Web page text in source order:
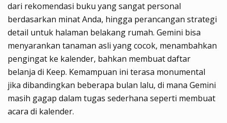
dari rekomendasi buku yang sangat personal
berdasarkan minat Anda, hingga perancangan strategi
detail untuk halaman belakang rumah. Gemini bisa
menyarankan tanaman asli yang cocok, menambahkan
pengingat ke kalender, bahkan membuat daftar
belanja di Keep. Kemampuan ini terasa monumental
jika dibandingkan beberapa bulan lalu, di mana Gemini
masih gagap dalam tugas sederhana seperti membuat
acara di kalender.